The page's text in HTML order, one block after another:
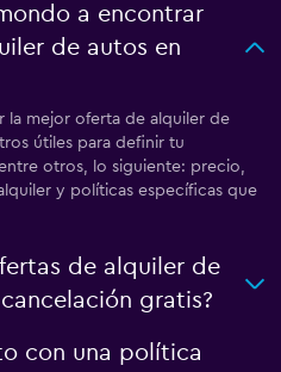
a encontrar
de autos en
mejor oferta de alquiler de
útiles para definir tu
otros, lo siguiente: precio,
y políticas específicas que
de alquiler de
gratis?
con una política